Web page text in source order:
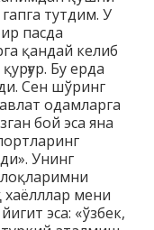
тутдим. У
пасда
қандай келиб
Бу ерда
Сен шўринг
одамларга
бой эса яна
Унинг
мени
эса: «ўзбек,